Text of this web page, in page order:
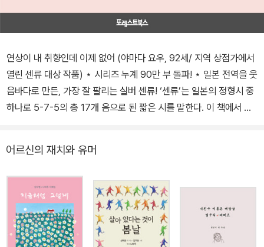
연상이 내 취향인데 이제 없어 (야마다 요우, 92세/ 지역 상점가에서
열린 센류 대상 작품) ⋆ 시리즈 누계 90만 부 돌파! ⋆ 일본 전역을 웃
음바다로 만든, 가장 잘 팔리는 실버 센류! ‘센류’는 일본의 정형시 중
하나로 5-7-5의 총 17개 음으로 된 짧은 시를 말한다. 이 책에서 소
류 공모전의 이름이기도 하다. 무려 11만 수가 넘는 센류 응모작 중에
선정된 걸작선 여든여덟 수를 추려 담았다. 나이를 먹는 것은 누구나
가는 길을 걷는 일이다. 기쁜 일로만 가득한 건 아닌 오르막과 내리막
이 있고, 울퉁불퉁한 길이지만 '내려갈 때 보았네. 올라갈 때 보지 못
한 그 꽃'이란 시의 구절처럼 나이를 먹었기에 보이는 풍경도 분명 있
다. 『사랑인 줄 알았는데 부정맥』은 초고령 사회의 축소판이자 메시
어르신의 재치와 유머